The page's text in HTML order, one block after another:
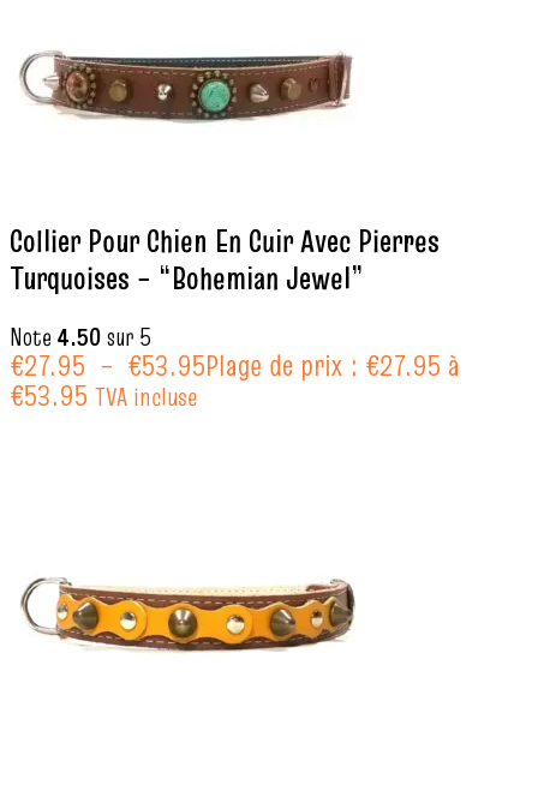
Collier Pour Chien En Cuir Avec Pierres
Turquoises – “Bohemian Jewel”
Note 4.50sur 5
€27.95 – €53.95Plage de prix : €27.95 à
€53.95 TVA incluse